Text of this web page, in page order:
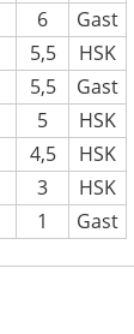
6
Gast
5,5
HSK
5,5
Gast
5
HSK
4,5
HSK
3
HSK
1 Gast